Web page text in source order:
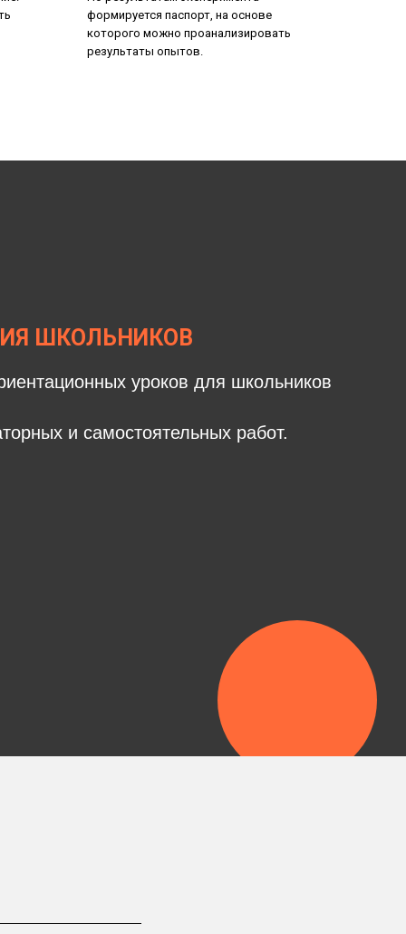
формируется паспорт, на основе
которого можно проанализировать
результаты опытов.
уроков для школьников
и самостоятельных работ.
ШКОЛЬНИКОВ